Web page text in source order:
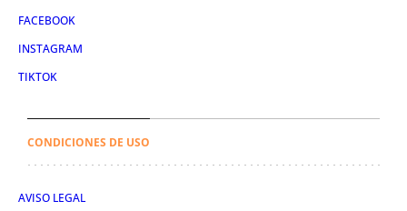
FACEBOOK
INSTAGRAM
TIKTOK
CONDICIONES DE USO
AVISO LEGAL